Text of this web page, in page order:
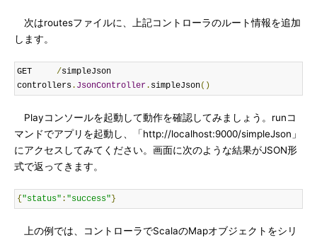
次はroutesファイルに、上記コントローラのルート情報を追加
します。
GET /simpleJson
controllers. JsonController. simpleJson()
Playコンソールを起動して動作を確認してみましょう。runコ
マンドでアプリを起動し、「http://localhost:9000/simpleJson」
にアクセスしてみてください。画面に次のような結果がJSON形
式で返ってきます。
{ "status" : "success" }
上の例では、コントローラでScalaのMapオブジェクトをシリ